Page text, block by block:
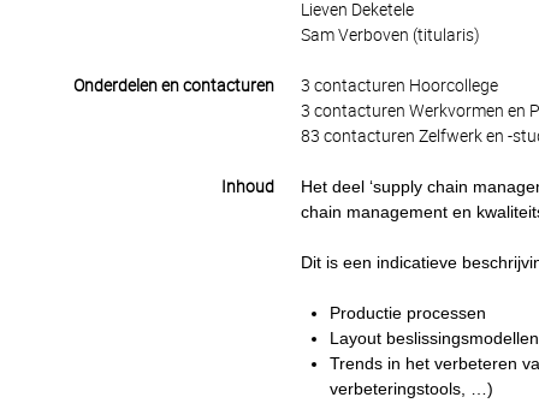
Lieven Deketele
Sam Verboven (titularis)
Onderdelen en contacturen
3 contacturen Hoorcollege
3 contacturen Werkvormen en
83 contacturen Zelfwerk en -
Inhoud
Het deel ‘supply chain
chain management en
Dit is een indicatieve
Productie processen
Layout beslissingsmodellen
Trends in het verbeteren
verbeteringstools, …)